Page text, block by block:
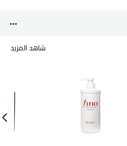
شاهد المزيد